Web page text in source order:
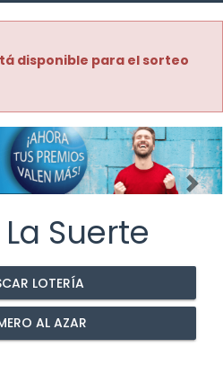
disponible para el sorteo
Suerte
LOTERÍA
AL AZAR